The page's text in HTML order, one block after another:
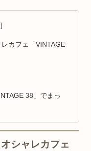
カフェ「VINTAGE
38」でまっ
シャレカフェ